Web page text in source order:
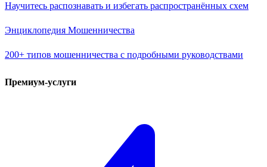
Научитесь распознавать и избегать распространённых схем
Энциклопедия Мошенничества
200+ типов мошенничества с подробными руководствами
Премиум-услуги